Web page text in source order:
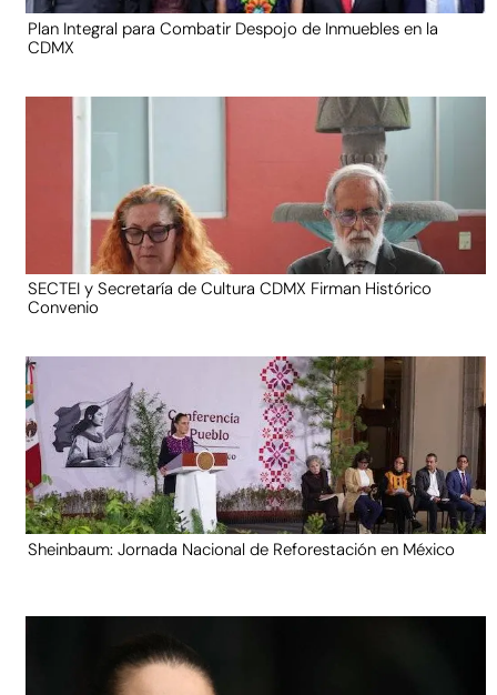
Plan Integral para Combatir Despojo de Inmuebles en la
CDMX
SECTEI y Secretaría de Cultura CDMX Firman Histórico
Convenio
Sheinbaum: Jornada Nacional de Reforestación en México